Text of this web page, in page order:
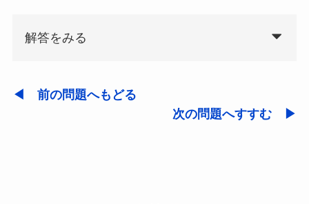
解答をみる
◀ 前の問題へもどる
次の問題へすすむ ▶